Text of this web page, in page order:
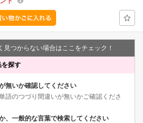
見つからない場合はここをチェック！
を探す
無いか確認してください
語のつづり間違いが無いかご確認くださ
、一般的な言葉で検索してください